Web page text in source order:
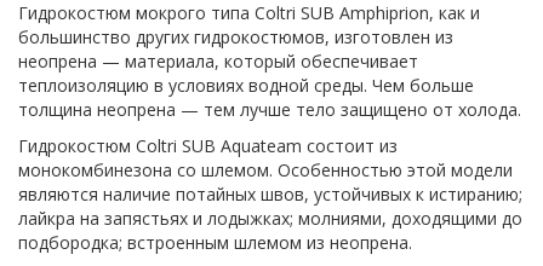
Гидрокостюм мокрого типа Coltri SUB Amphiprion, как и
большинство других гидрокостюмов, изготовлен из
неопрена — материала, который обеспечивает
теплоизоляцию в условиях водной среды. Чем больше
толщина неопрена — тем лучше тело защищено от холода.
Гидрокостюм Coltri SUB Aquateam состоит из
монокомбинезона со шлемом. Особенностью этой модели
являются наличие потайных швов, устойчивых к истиранию;
лайкра на запястьях и лодыжках; молниями, доходящими до
подбородка; встроенным шлемом из неопрена.